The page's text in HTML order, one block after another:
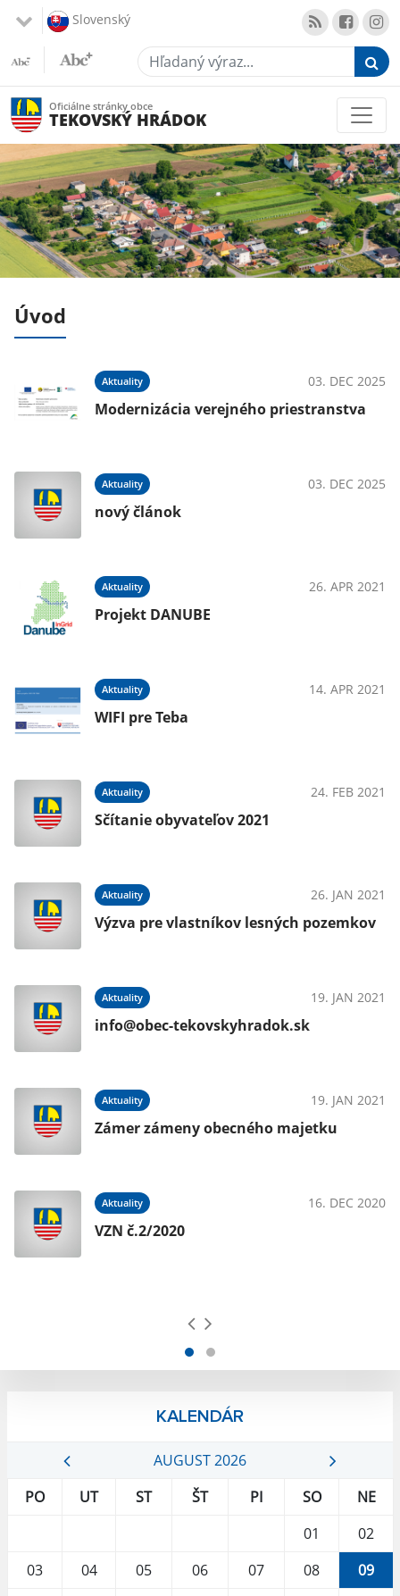
Slovenský
Hľadaný výraz...
Oficiálne stránky obce
TEKOVSKÝ HRÁDOK
Úvod
Aktuality 03. DEC 2025
Modernizácia verejného priestranstva
Aktuality 03. DEC 2025
nový článok
Aktuality 26. APR 2021
Projekt DANUBE
Aktuality 14. APR 2021
WIFI pre Teba
Aktuality 24. FEB 2021
Sčítanie obyvateľov 2021
Aktuality 26. JAN 2021
Výzva pre vlastníkov lesných pozemkov
Aktuality 19. JAN 2021
info@obec-tekovskyhradok.sk
Aktuality 19. JAN 2021
Zámer zámeny obecného majetku
Aktuality 16. DEC 2020
VZN č.2/2020
KALENDÁR
AUGUST 2026
PO
UT ST ŠT PI SO
NE
01
02
03
04 05 06 07 08
09